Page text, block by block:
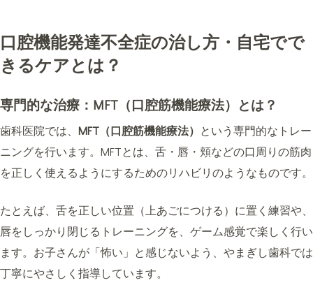
口腔機能発達不全症の治し方・自宅でで
きるケアとは？
専門的な治療：MFT（口腔筋機能療法）とは？
歯科医院では、 MFT（口腔筋機能療法） という専門的なトレー
ニングを行います。MFTとは、舌・唇・頬などの口周りの筋肉
を正しく使えるようにするためのリハビリのようなものです。
たとえば、舌を正しい位置（上あごにつける）に置く練習や、
唇をしっかり閉じるトレーニングを、ゲーム感覚で楽しく行い
ます。お子さんが「怖い」と感じないよう、やまぎし歯科では
丁寧にやさしく指導しています。